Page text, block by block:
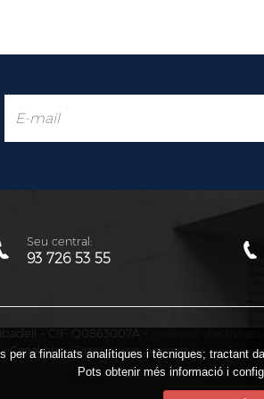
Seu central:
93 726 53 55
- CIF: Q0863007A -
Canal ètic-Produït per Anunzia
per a finalitats analítiques i tècniques; tractant
Pots obtenir més informació i